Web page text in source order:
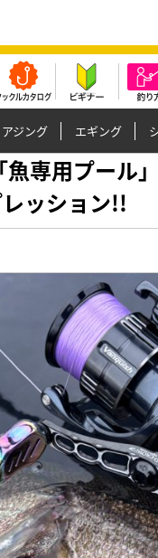
アジング エギング
専用プール
ッション!!